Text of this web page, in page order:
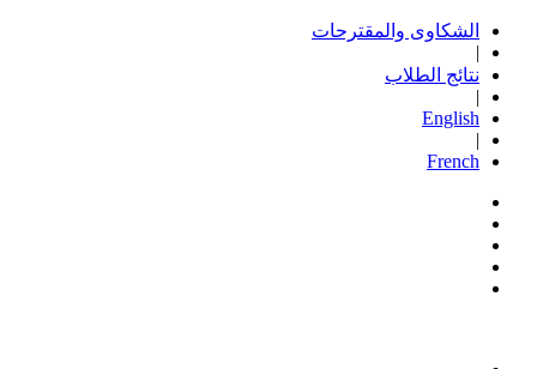
الشكاوى والمقترحات
|
نتائج الطلاب
|
English
|
French